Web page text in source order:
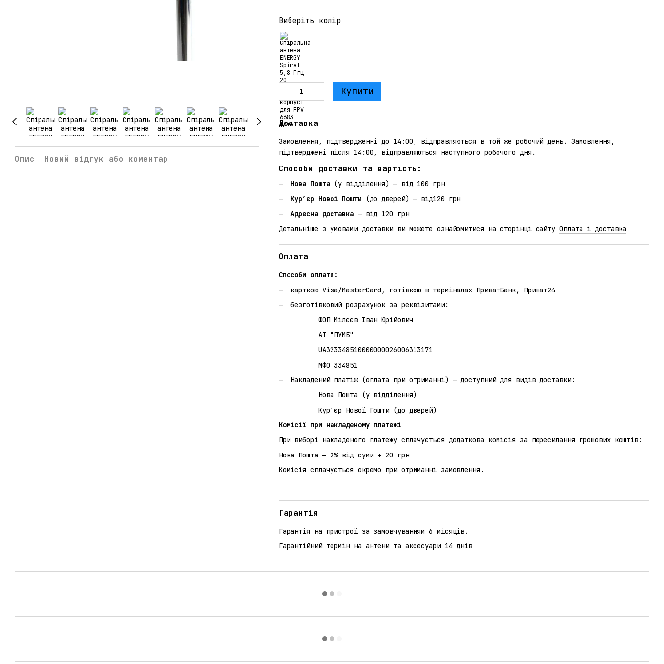
Опис Новий відгук або коментар
Виберіть колір
Купити
Доставка
Замовлення, підтвердженні до 14:00, відправляються в той же робочий день. Замовлення,
підтверджені після 14:00, відправляються наступного робочого дня.
Способи доставки та вартість:
Нова Пошта(у відділення) — від 100 грн
Кур’єр Нової Пошти (до дверей) — від120 грн
Адресна доставка— від 120 грн
Детальніше з умовами доставки ви можете ознайомитися на сторінці сайту Оплата і доставка
Оплата
Способи оплати:
карткою Visa/MasterCard, готівкою в терміналах ПриватБанк, Приват24
безготівковий розрахунок за реквізитами:
ФОП Мілєєв Іван Юрійович
АТ "ПУМБ"
UA323348510000000026006313171
МФО 334851
Накладений платіж (оплата при отриманні) — доступний для видів доставки:
Нова Пошта (у відділення)
Кур’єр Нової Пошти (до дверей)
Комісії при накладеному платежі
При виборі накладеного платежу сплачується додаткова комісія за пересилання грошових коштів:
Нова Пошта — 2% від суми + 20 грн
Комісія сплачується окремо при отриманні замовлення.
Гарантія
Гарантія на пристрої за замовчуванням 6 місяців.
Гарантійний термін на антени та аксесуари 14 днів